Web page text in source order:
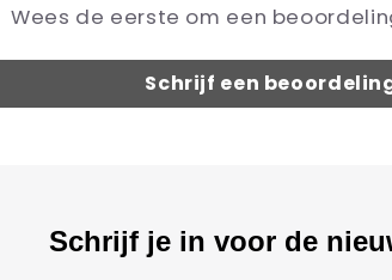
Wees de eerste om een
Schrijf een
Schrijf je in voor de